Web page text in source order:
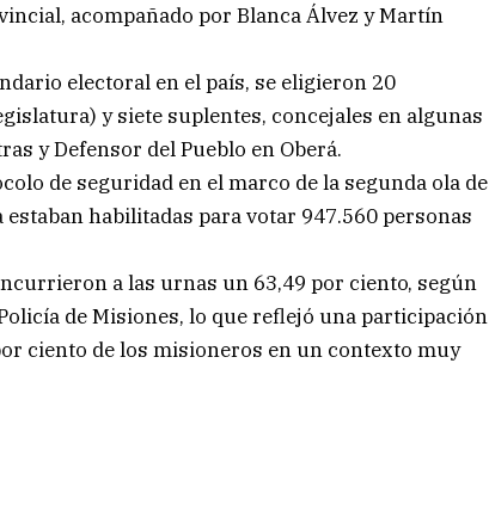
acompañado por Blanca Álvez y Martín
electoral en el país, se eligieron 20
y siete suplentes, concejales en algunas
y Defensor del Pueblo en Oberá.
de seguridad en el marco de la segunda ola de
habilitadas para votar 947.560 personas
a las urnas un 63,49 por ciento, según
de Misiones, lo que reflejó una participación
ciento de los misioneros en un contexto muy